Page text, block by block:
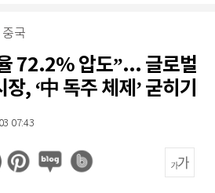
중국
72.2% 압도”... 글로벌
, ‘中 독주 체제’ 굳히기
07:43